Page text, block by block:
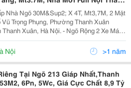
Nhà Ngõ 30M&Sup2; X 4T, Mt3,7M, 2 Mặt
Vũ Trọng Phụng, Phường Thanh Xuân
Hà Nội. - Ngõ Rộng 2 Xe Máy
30M Ra Mặt Phố Vũ Trọng Phụng Sầm Uất
Xuân, Ngõ Thẳng Từ Mặt Phố Vào Nhà...
Nội >1 năm
Tại Ngõ 213 Giáp Nhất,Thanh
6Pn, 5Wc, Giá Cực Chất 8,9 Tỷ